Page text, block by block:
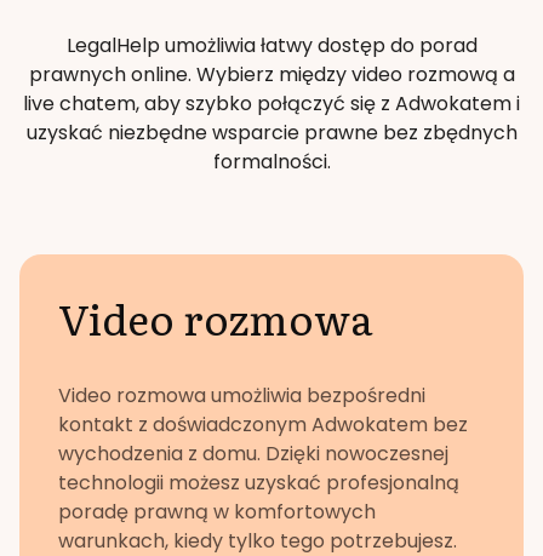
LegalHelp umożliwia łatwy dostęp do porad
prawnych online. Wybierz między video rozmową a
live chatem, aby szybko połączyć się z Adwokatem i
uzyskać niezbędne wsparcie prawne bez zbędnych
formalności.
Video rozmowa
Video rozmowa umożliwia bezpośredni
kontakt z doświadczonym Adwokatem bez
wychodzenia z domu. Dzięki nowoczesnej
technologii możesz uzyskać profesjonalną
poradę prawną w komfortowych
warunkach, kiedy tylko tego potrzebujesz.